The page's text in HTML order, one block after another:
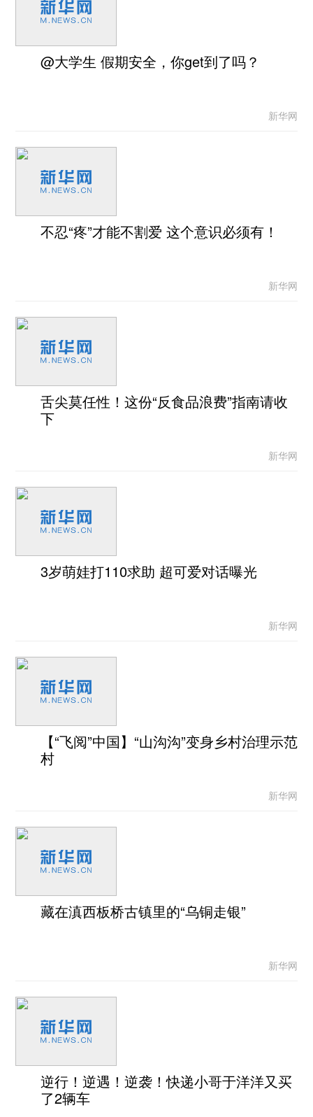
@大学生 假期安全，你get到了吗？
新华网
不忍“疼”才能不割爱 这个意识必须有！
新华网
舌尖莫任性！这份“反食品浪费”指南请收
下
新华网
3岁萌娃打110求助 超可爱对话曝光
新华网
【“飞阅”中国】“山沟沟”变身乡村治理示范
村
新华网
藏在滇西板桥古镇里的“乌铜走银”
新华网
逆行！逆遇！逆袭！快递小哥于洋洋又买
了2辆车